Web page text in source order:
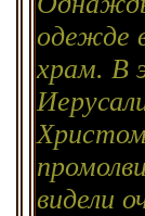
одежде
храм. В
видели